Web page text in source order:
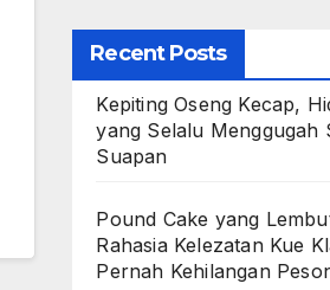
Recent Posts
Kepiting Oseng Kecap,
yang Selalu Menggugah
Suapan
Pound Cake yang
Rahasia Kelezatan Kue
Pernah Kehilangan